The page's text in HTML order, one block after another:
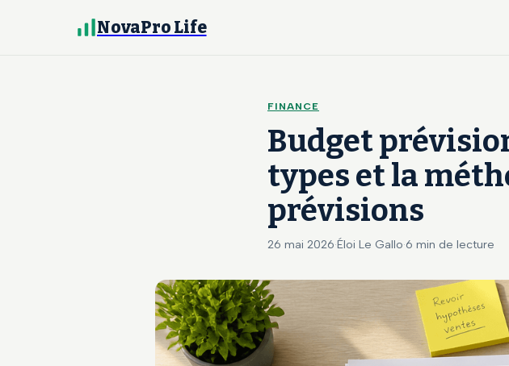
NovaPro Life
FINANCE
Budget
types et la
prévisions
26 mai 2026·Éloi Le Gallo·6 min de lecture